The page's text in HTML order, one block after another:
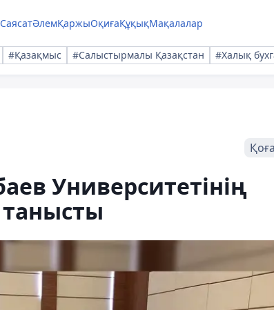
СаясатӘлемҚаржыОқиғаҚұқықМақалалар
#Қазақмыс #Салыстырмалы Қазақстан #Халық
Университетінің